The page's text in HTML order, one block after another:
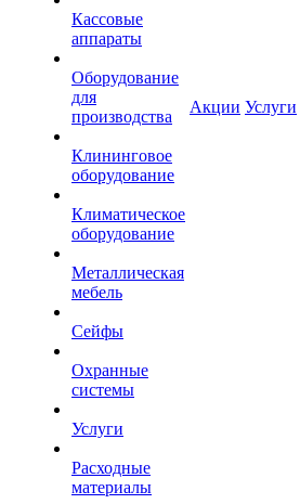
Кассовые
аппараты
Оборудование
для
производства
Клининговое
оборудование
Климатическое
оборудование
Металлическая
мебель
Сейфы
Охранные
системы
Услуги
Расходные
материалы
Акции Услуги